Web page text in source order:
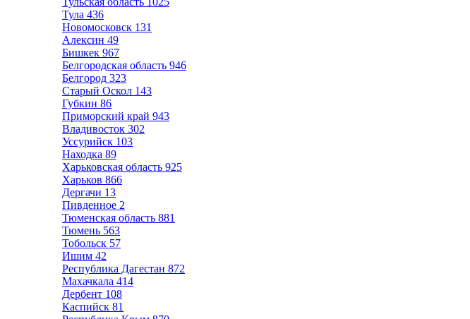
Тула 436
Новомосковск 131
Алексин 49
Бишкек 967
Белгородская область 946
Белгород 323
Старый Оскол 143
Губкин 86
Приморский край 943
Владивосток 302
Уссурийск 103
Находка 89
Харьковская область 925
Харьков 866
Дергачи 13
Пивденное 2
Тюменская область 881
Тюмень 563
Тобольск 57
Ишим 42
Республика Дагестан 872
Махачкала 414
Дербент 108
Каспийск 81